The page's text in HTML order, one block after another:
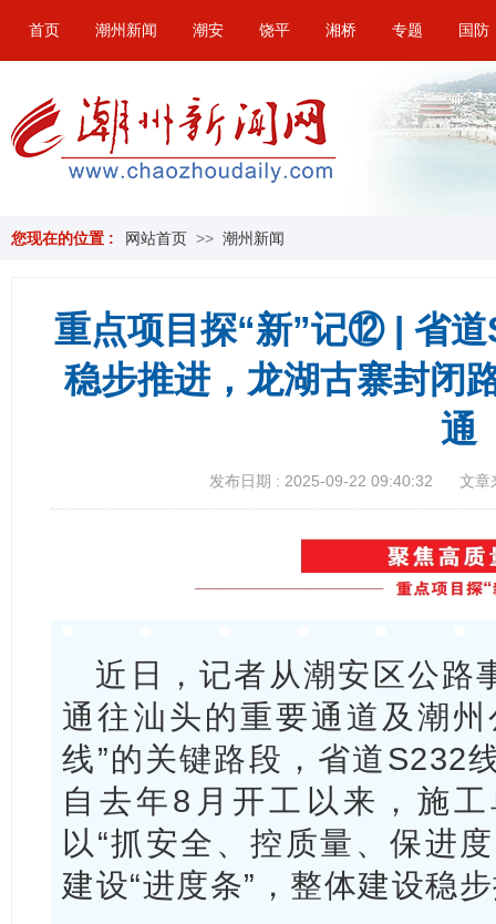
首页 潮州新闻 潮安 饶平 湘桥 专题 国防
您现在的位置 : 网站首页 >> 潮州新闻
重点项目探“新”记⑫ | 省
稳步推进，龙湖古寨封闭
通
发布日期 : 2025-09-22 09:40:32 文章
近日，记者从潮安区公路
通往汕头的重要通道及潮
线”的关键路段，省道S232
自去年8月开工以来，施
以“抓安全、控质量、保进
建设“进度条”，整体建设稳